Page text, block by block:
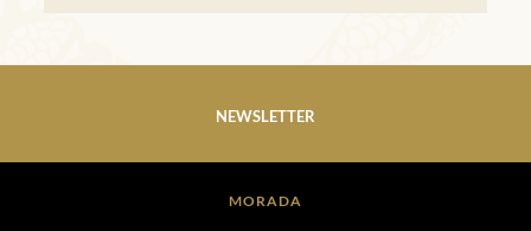
NEWSLETTER
MORADA